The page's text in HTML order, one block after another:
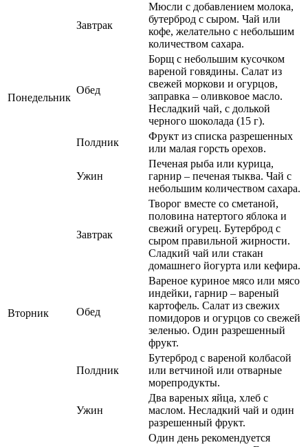
Понедельник
Завтрак
Мюсли с добавлением молока,
бутерброд с сыром. Чай или
кофе, желательно с небольшим
количеством сахара.
Обед
Борщ с небольшим кусочком
вареной говядины. Салат из
свежей моркови и огурцов,
заправка – оливковое масло.
Несладкий чай, с долькой
черного шоколада (15 г).
Полдник
Фрукт из списка разрешенных
или малая горсть орехов.
Ужин
Печеная рыба или курица,
гарнир – печеная тыква. Чай с
небольшим количеством сахара.
Вторник
Завтрак
Творог вместе со сметаной,
половина натертого яблока и
свежий огурец. Бутерброд с
сыром правильной жирности.
Сладкий чай или стакан
домашнего йогурта или кефира.
Обед
Вареное куриное мясо или мясо
индейки, гарнир – вареный
картофель. Салат из свежих
помидоров и огурцов со свежей
зеленью. Один разрешенный
фрукт.
Полдник
Бутерброд с вареной колбасой
или ветчиной или отварные
морепродукты.
Ужин
Два вареных яйца, хлеб с
маслом. Несладкий чай и один
разрешенный фрукт.
Один день рекомендуется